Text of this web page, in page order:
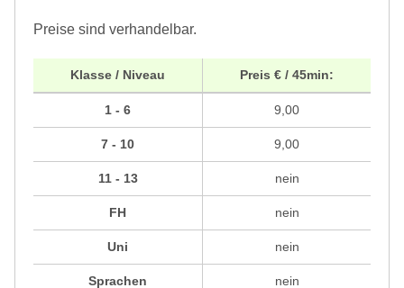
Preise sind verhandelbar.
Klasse / Niveau
1 - 6
7 - 10
11 - 13
FH
Uni
Sprachen
Preis € / 45min:
9,00
9,00
nein
nein
nein
nein